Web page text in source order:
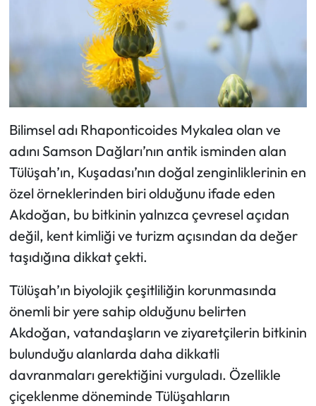
Bilimsel adı Rhaponticoides Mykalea olan ve
adını Samson Dağları’nın antik isminden alan
Tülüşah’ın, Kuşadası’nın doğal zenginliklerinin en
özel örneklerinden biri olduğunu ifade eden
Akdoğan, bu bitkinin yalnızca çevresel açıdan
değil, kent kimliği ve turizm açısından da değer
taşıdığına dikkat çekti.
Tülüşah’ın biyolojik çeşitliliğin korunmasında
önemli bir yere sahip olduğunu belirten
Akdoğan, vatandaşların ve ziyaretçilerin bitkinin
bulunduğu alanlarda daha dikkatli
davranmaları gerektiğini vurguladı. Özellikle
çiçeklenme döneminde Tülüşahların